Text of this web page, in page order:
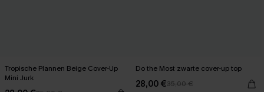
Tropische Plannen Beige Cover-Up
Mini Jurk
Do the Most zwarte cover-up top
28,00 €35,00 €